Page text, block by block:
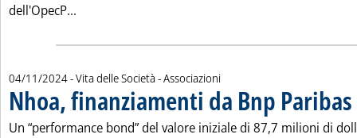
dell'OpecP...
04/11/2024- Vita delle Società - Associazioni
Nhoa, finanziamenti da Bnp Paribas
Un “performance bond” del valore iniziale di 87,7 milioni di